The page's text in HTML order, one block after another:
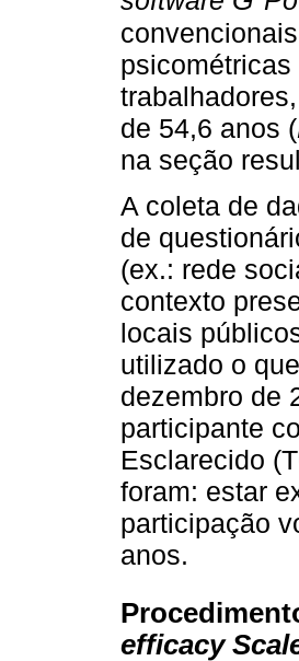
de 54,6 anos (
na seção
A coleta de
de
(ex.: rede
contexto
locais
utilizado o
dezembro de
participante
Esclarecido
foram: estar
participação
anos.
efficacy